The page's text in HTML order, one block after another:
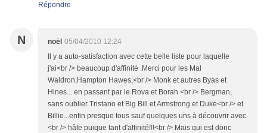
Répondre
N noël 05/04/2010 12:24
Il y a auto-satisfaction avec cette belle liste pour laquelle
j'ai<br /> beaucoup d'affinité .Merci pour les Mal
Waldron,Hampton Hawes,<br /> Monk et autres Byas et
Hines... en passant par le Rova et Borah <br /> Bergman,
sans oublier Tristano et Big Bill et Armstrong et Duke<br /> et
Billie...enfin presque tous sauf quelques uns à découvrir avec
<br /> hâte puique tant d'affinité!!!<br /> Mais qui est donc